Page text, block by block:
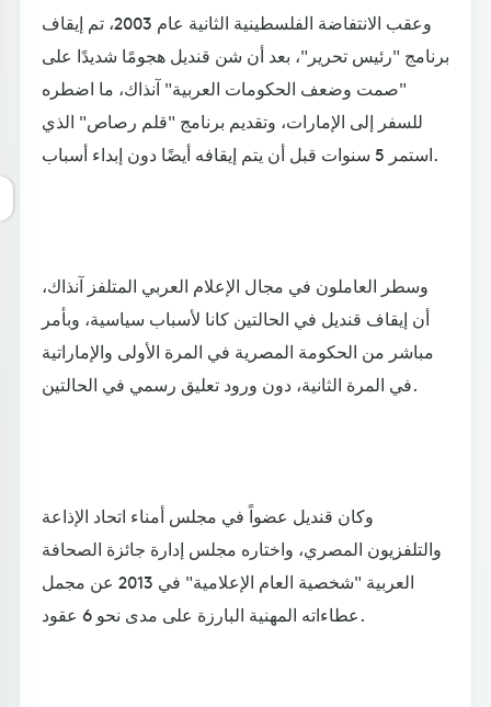
وعقب الانتفاضة الفلسطينية الثانية عام 2003، تم إيقاف
برنامج "رئيس تحرير"، بعد أن شن قنديل هجومًا شديدًا على
"صمت وضعف الحكومات العربية" آنذاك، ما اضطره
للسفر إلى الإمارات، وتقديم برنامج "قلم رصاص" الذي
استمر 5 سنوات قبل أن يتم إيقافه أيضًا دون إبداء أسباب.
وسطر العاملون في مجال الإعلام العربي المتلفز آنذاك،
أن إيقاف قنديل في الحالتين كانا لأسباب سياسية، وبأمر
مباشر من الحكومة المصرية في المرة الأولى والإماراتية
في المرة الثانية، دون ورود تعليق رسمي في الحالتين.
وكان قنديل عضواً في مجلس أمناء اتحاد الإذاعة
والتلفزيون المصري، واختاره مجلس إدارة جائزة الصحافة
العربية "شخصية العام الإعلامية" في 2013 عن مجمل
عطاءاته المهنية البارزة على مدى نحو 6 عقود.